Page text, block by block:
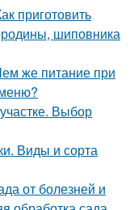
приготовить
шиповника
же питание при
Выбор
Виды и сорта
от болезней и